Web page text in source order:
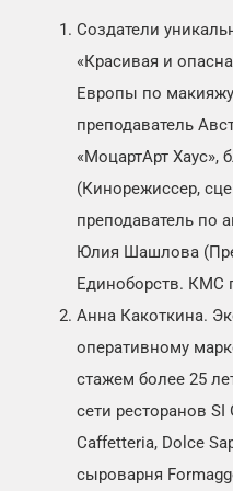
Создатели
«Красивая и
Европы по
преподаватель
«МоцартАрт Хаус»,
(Кинорежиссер,
преподаватель по
Юлия Шашлова
Единоборств. КМС
Анна Какоткина.
оперативному
стажем более 25
сети ресторанов SI
Caffetteria, Dolce
сыроварня